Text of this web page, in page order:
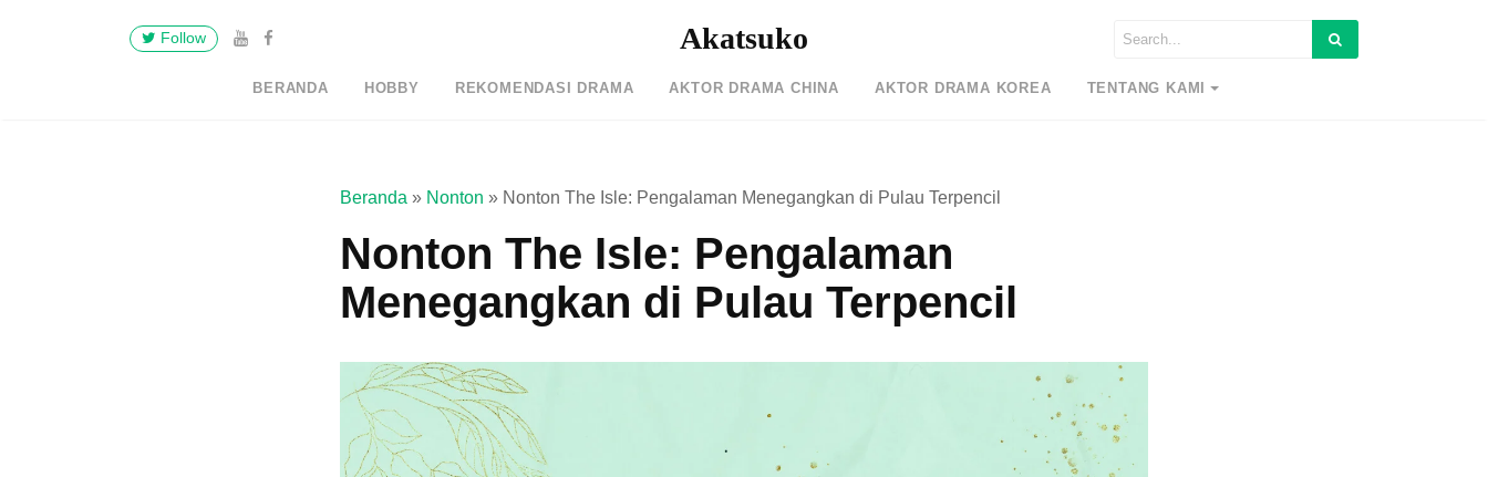
Follow Akatsuko
BERANDA HOBBY REKOMENDASI DRAMA AKTOR DRAMA CHINA AKTOR DRAMA KOREA TENTANG KAMI
Beranda » Nonton » Nonton The Isle: Pengalaman Menegangkan di Pulau Terpencil
Nonton The Isle: Pengalaman
Menegangkan di Pulau Terpencil